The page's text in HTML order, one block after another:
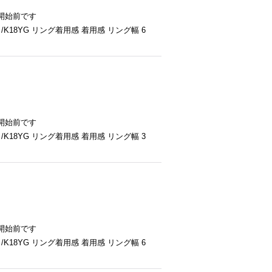
前です
リング着用感 着用感 リング幅 6
前です
リング着用感 着用感 リング幅 3
前です
リング着用感 着用感 リング幅 6